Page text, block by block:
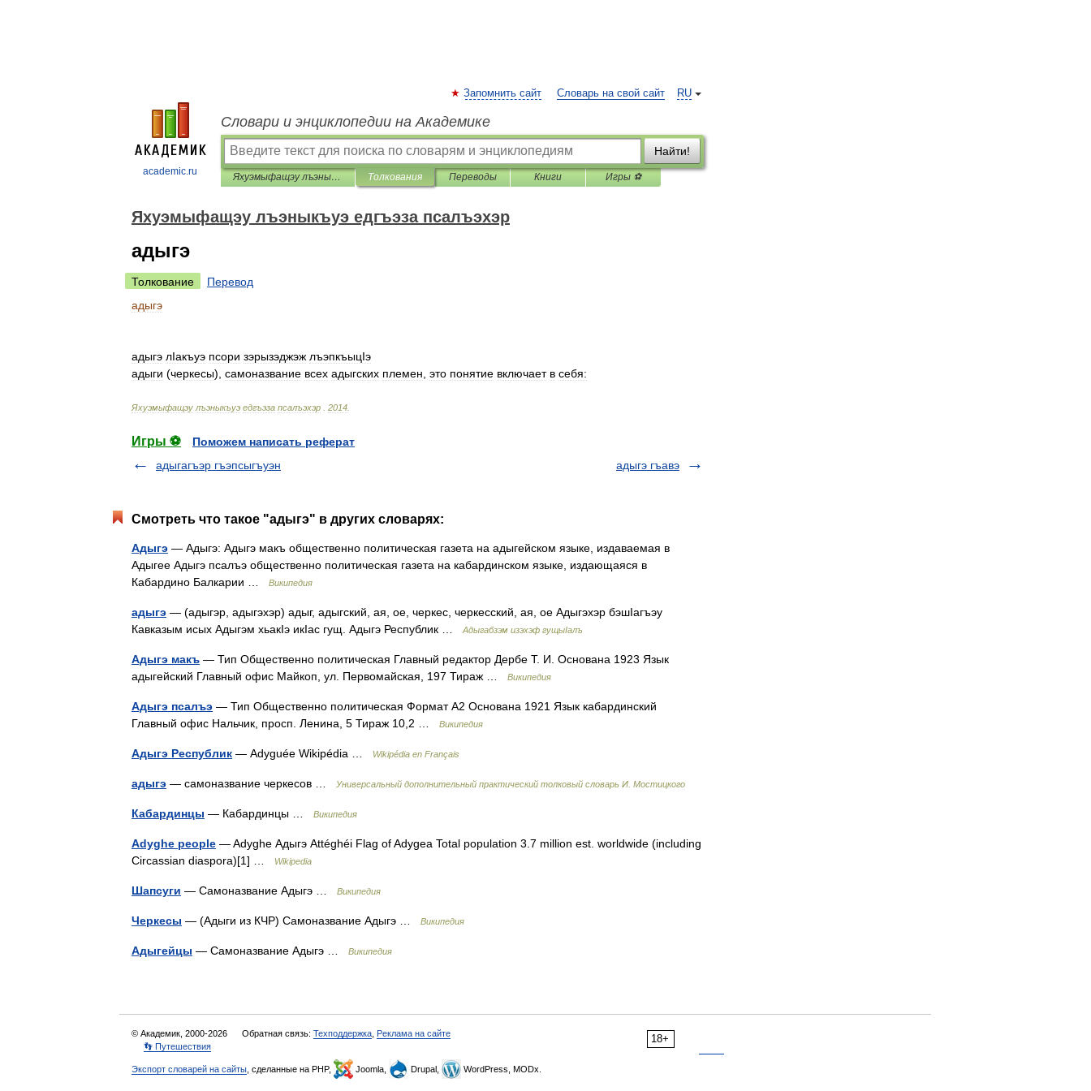
academic.ru
RU
Запомнить сайт Словарь на свой сайт
Словари и энциклопедии на Академике
Найти!
Яхуэмыфащэу лъэныкъуэ едгъэза псалъэхэр Толкования Переводы Книги Игры ⚽
Яхуэмыфащэу лъэныкъуэ едгъэза псалъэхэр
адыгэ
Толкование
Перевод
адыгэ
адыгэ лIакъуэ псори зэрызэджэж лъэпкъыцIэ
адыги (черкесы), самоназвание всех адыгских племен это понятие включает в себя:
Яхуэмыфащэу лъэныкъуэ едгъэза псалъэхэр 2014
Игры ⚽
Поможем написать реферат
адыгагъэр гъэпсыгъуэн
адыгэ гъавэ
Смотреть что такое "адыгэ" в других словарях:
Адыгэ — Адыгэ: Адыгэ макъ общественно политическая газета на адыгейском языке, издаваемая в
Адыгее Адыгэ псалъэ общественно политическая газета на кабардинском языке, издающаяся в
Кабардино Балкарии …
Википедия
адыгэ — (адыгэр, адыгэхэр) адыг, адыгский, ая, ое, черкес, черкесский, ая, ое Адыгэхэр бэшIагъэу
Кавказым исых Адыгэм хьакIэ икIас гущ. Адыгэ Республик …
Адыгабзэм изэхэф гущыIалъ
Адыгэ макъ — Тип Общественно политическая Главный редактор Дербе Т. И. Основана 1923 Язык
адыгейский Главный офис Майкоп, ул. Первомайская, 197 Тираж …
Википедия
Адыгэ псалъэ — Тип Общественно политическая Формат А2 Основана 1921 Язык кабардинский
Главный офис Нальчик, просп. Ленина, 5 Тираж 10,2 …
Википедия
Адыгэ Республик — Adyguée Wikipédia … Wikipédia en Français
адыгэ — самоназвание черкесов … Универсальный дополнительный практический толковый словарь И. Мостицкого
Кабардинцы — Кабардинцы … Википедия
Adyghe people — Adyghe Адыгэ Attéghéi Flag of Adygea Total population 3.7 million est. worldwide (including
Circassian diaspora)[1] …
Wikipedia
Шапсуги — Самоназвание Адыгэ … Википедия
Черкесы — (Адыги из КЧР) Самоназвание Адыгэ … Википедия
Адыгейцы — Самоназвание Адыгэ … Википедия
18+
© Академик, 2000-2026 Обратная связь: Техподдержка Реклама на сайте
👣 Путешествия
Экспорт словарей на сайты , сделанные на PHP, Joomla, Drupal, WordPress, MODx.